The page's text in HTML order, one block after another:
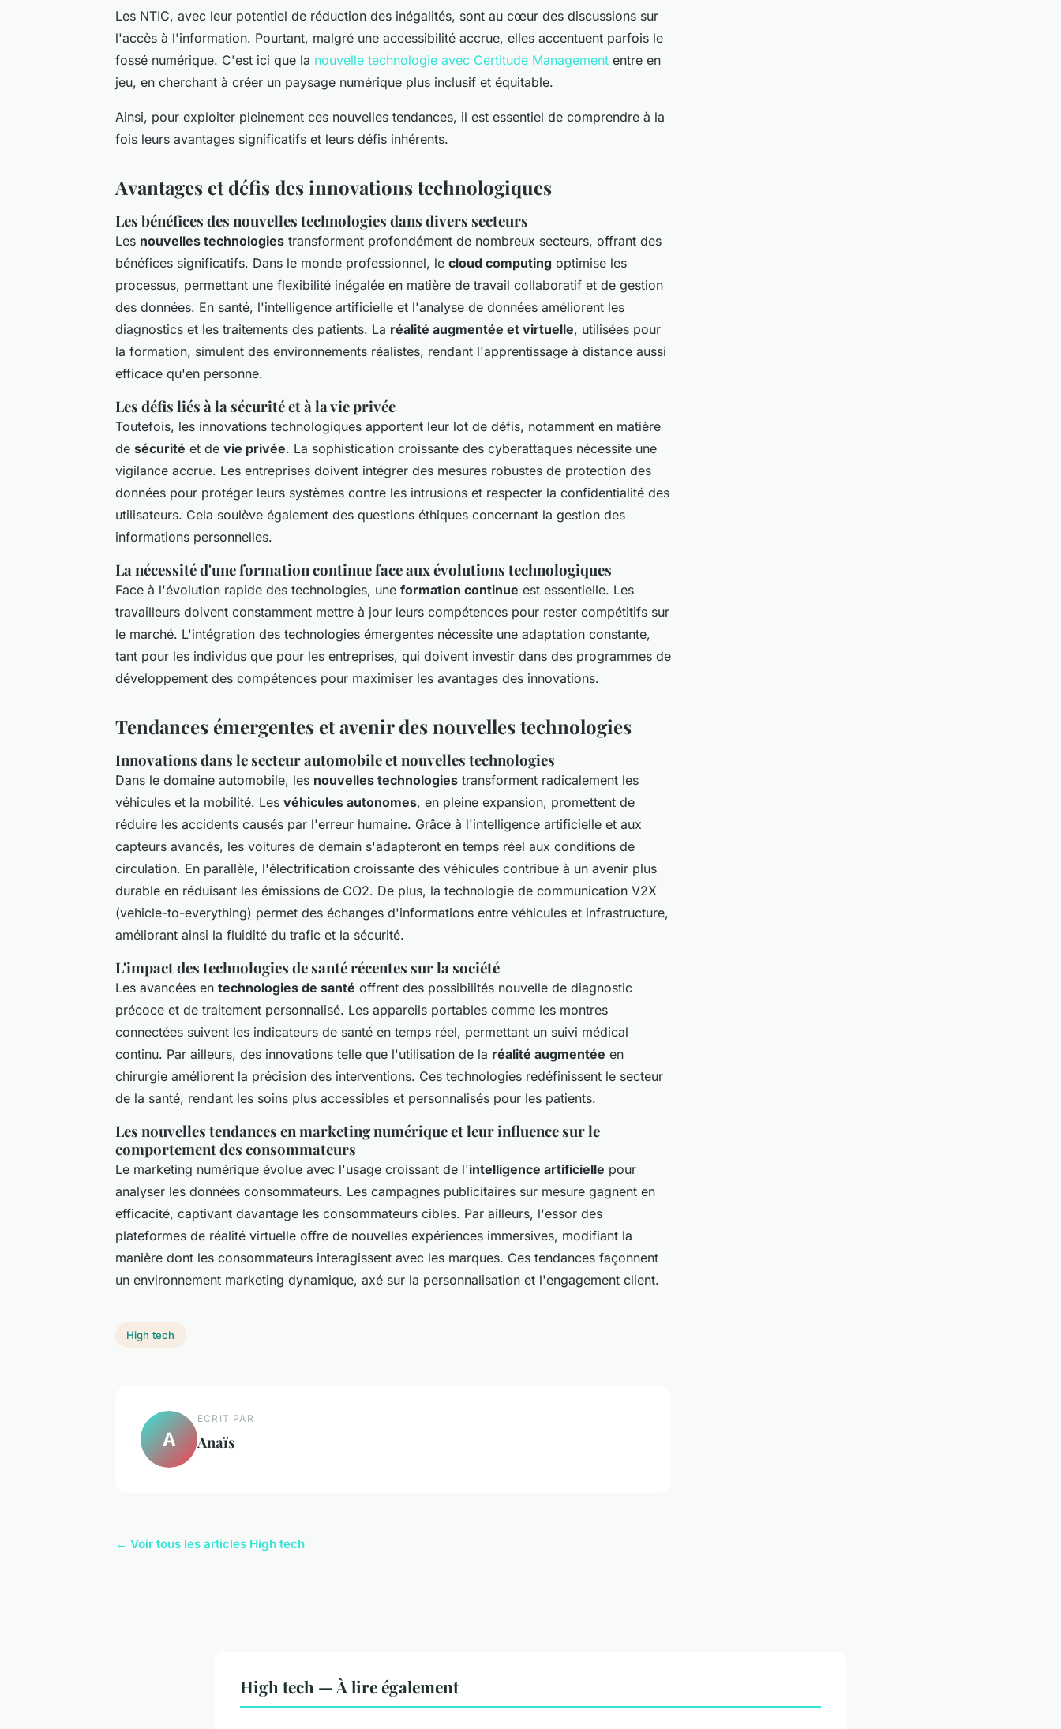
Les NTIC, avec leur potentiel de réduction des inégalités, sont au cœur des discussions sur
l'accès à l'information. Pourtant, malgré une accessibilité accrue, elles accentuent parfois le
fossé numérique. C'est ici que la nouvelle technologie avec Certitude Management entre en
jeu, en cherchant à créer un paysage numérique plus inclusif et équitable.
Ainsi, pour exploiter pleinement ces nouvelles tendances, il est essentiel de comprendre à la
fois leurs avantages significatifs et leurs défis inhérents.
Avantages et défis des innovations technologiques
Les bénéfices des nouvelles technologies dans divers secteurs
Les nouvelles technologies transforment profondément de nombreux secteurs, offrant des
bénéfices significatifs. Dans le monde professionnel, le cloud computing optimise les
processus, permettant une flexibilité inégalée en matière de travail collaboratif et de gestion
des données. En santé, l'intelligence artificielle et l'analyse de données améliorent les
diagnostics et les traitements des patients. La réalité augmentée et virtuelle, utilisées pour
la formation, simulent des environnements réalistes, rendant l'apprentissage à distance aussi
efficace qu'en personne.
Les défis liés à la sécurité et à la vie privée
Toutefois, les innovations technologiques apportent leur lot de défis, notamment en matière
de sécurité et de vie privée. La sophistication croissante des cyberattaques nécessite une
vigilance accrue. Les entreprises doivent intégrer des mesures robustes de protection des
données pour protéger leurs systèmes contre les intrusions et respecter la confidentialité des
utilisateurs. Cela soulève également des questions éthiques concernant la gestion des
informations personnelles.
La nécessité d'une formation continue face aux évolutions technologiques
Face à l'évolution rapide des technologies, une formation continue est essentielle. Les
travailleurs doivent constamment mettre à jour leurs compétences pour rester compétitifs sur
le marché. L'intégration des technologies émergentes nécessite une adaptation constante,
tant pour les individus que pour les entreprises, qui doivent investir dans des programmes de
développement des compétences pour maximiser les avantages des innovations.
Tendances émergentes et avenir des nouvelles technologies
Innovations dans le secteur automobile et nouvelles technologies
Dans le domaine automobile, les nouvelles technologies transforment radicalement les
véhicules et la mobilité. Les véhicules autonomes, en pleine expansion, promettent de
réduire les accidents causés par l'erreur humaine. Grâce à l'intelligence artificielle et aux
capteurs avancés, les voitures de demain s'adapteront en temps réel aux conditions de
circulation. En parallèle, l'électrification croissante des véhicules contribue à un avenir plus
durable en réduisant les émissions de CO2. De plus, la technologie de communication V2X
(vehicle-to-everything) permet des échanges d'informations entre véhicules et infrastructure,
améliorant ainsi la fluidité du trafic et la sécurité.
L'impact des technologies de santé récentes sur la société
Les avancées en technologies de santé offrent des possibilités nouvelle de diagnostic
précoce et de traitement personnalisé. Les appareils portables comme les montres
connectées suivent les indicateurs de santé en temps réel, permettant un suivi médical
continu. Par ailleurs, des innovations telle que l'utilisation de la réalité augmentée en
chirurgie améliorent la précision des interventions. Ces technologies redéfinissent le secteur
de la santé, rendant les soins plus accessibles et personnalisés pour les patients.
Les nouvelles tendances en marketing numérique et leur influence sur le
comportement des consommateurs
Le marketing numérique évolue avec l'usage croissant de l'intelligence artificielle pour
analyser les données consommateurs. Les campagnes publicitaires sur mesure gagnent en
efficacité, captivant davantage les consommateurs cibles. Par ailleurs, l'essor des
plateformes de réalité virtuelle offre de nouvelles expériences immersives, modifiant la
manière dont les consommateurs interagissent avec les marques. Ces tendances façonnent
un environnement marketing dynamique, axé sur la personnalisation et l'engagement client.
High tech
A
ECRIT PAR
Anaïs
← Voir tous les articles High tech
High tech — À lire également